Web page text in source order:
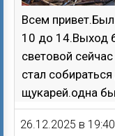
Всем
10 до 14.Выход
световой
стал
щукарей.одна
26.12.2025 в 19:40